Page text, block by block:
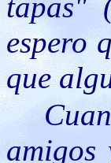
espero
que